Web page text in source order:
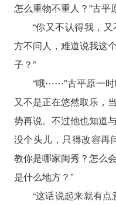
怎么重物不重人？”古平
“你又不认得我，
方不问人，难道说我这
子？”
“哦⋯⋯”古平原一时
又不是正在悠然取乐，
势再说。不过他也知道
没个头儿，只得改容再
教你是哪家闺秀？怎么
是什么地方？”
“这话说起来就有